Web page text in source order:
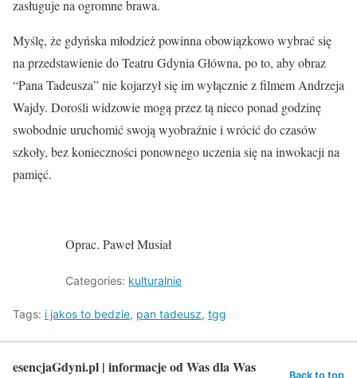
zasługuje na ogromne brawa.
Myślę, że gdyńska młodzież powinna obowiązkowo wybrać się
na przedstawienie do Teatru Gdynia Główna, po to, aby obraz
“Pana Tadeusza” nie kojarzył się im wyłącznie z filmem Andrzeja
Wajdy. Dorośli widzowie mogą przez tą nieco ponad godzinę
swobodnie uruchomić swoją wyobraźnie i wrócić do czasów
szkoły, bez konieczności ponownego uczenia się na inwokacji na
pamięć.
Oprac. Paweł Musiał
Categories: kulturalnie
Tags: i jakos to bedzie, pan tadeusz, tgg
esencjaGdyni.pl | informacje od Was dla Was Back to top